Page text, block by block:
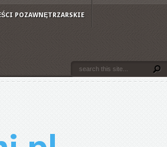
POZAWNĘTRZARSKIE